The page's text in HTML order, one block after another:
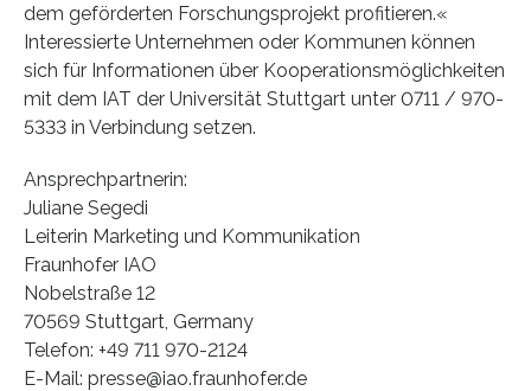
dem geförderten Forschungsprojekt profitieren.«
Interessierte Unternehmen oder Kommunen können
sich für Informationen über Kooperationsmöglichkeiten
mit dem IAT der Universität Stuttgart unter 0711 / 970-
5333 in Verbindung setzen.
Ansprechpartnerin:
Juliane Segedi
Leiterin Marketing und Kommunikation
Fraunhofer IAO
Nobelstraße 12
70569 Stuttgart, Germany
Telefon: +49 711 970-2124
E-Mail: presse@iao.fraunhofer.de